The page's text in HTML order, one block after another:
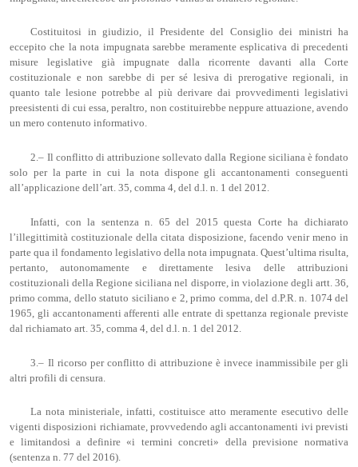
Costituitosi in giudizio, il Presidente del Consiglio dei ministri ha
eccepito che la nota impugnata sarebbe meramente esplicativa di precedenti
misure legislative già impugnate dalla ricorrente davanti alla Corte
costituzionale e non sarebbe di per sé lesiva di prerogative regionali, in
quanto tale lesione potrebbe al più derivare dai provvedimenti legislativi
preesistenti di cui essa, peraltro, non costituirebbe neppure attuazione, avendo
un mero contenuto informativo.
2.– Il conflitto di attribuzione sollevato dalla Regione siciliana è fondato
solo per la parte in cui la nota dispone gli accantonamenti conseguenti
all’applicazione dell’art. 35, comma 4, del d.l. n. 1 del 2012.
Infatti, con la sentenza n. 65 del 2015 questa Corte ha dichiarato
l’illegittimità costituzionale della citata disposizione, facendo venir meno in
parte qua il fondamento legislativo della nota impugnata. Quest’ultima risulta,
pertanto, autonomamente e direttamente lesiva delle attribuzioni
costituzionali della Regione siciliana nel disporre, in violazione degli artt. 36,
primo comma, dello statuto siciliano e 2, primo comma, del d.P.R. n. 1074 del
1965, gli accantonamenti afferenti alle entrate di spettanza regionale previste
dal richiamato art. 35, comma 4, del d.l. n. 1 del 2012.
3.– Il ricorso per conflitto di attribuzione è invece inammissibile per gli
altri profili di censura.
La nota ministeriale, infatti, costituisce atto meramente esecutivo delle
vigenti disposizioni richiamate, provvedendo agli accantonamenti ivi previsti
e limitandosi a definire «i termini concreti» della previsione normativa
(sentenza n. 77 del 2016).